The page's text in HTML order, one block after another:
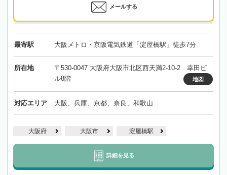
メールする
最寄駅 大阪メトロ・京阪電気鉄道「淀屋橋駅」徒歩7分
所在地
〒530-0047 大阪府大阪市北区西天満2-10-2 幸田ビ
ル8階
地図
対応エリア 大阪、兵庫、京都、奈良、和歌山
大阪府 大阪市 淀屋橋駅
詳細を見る